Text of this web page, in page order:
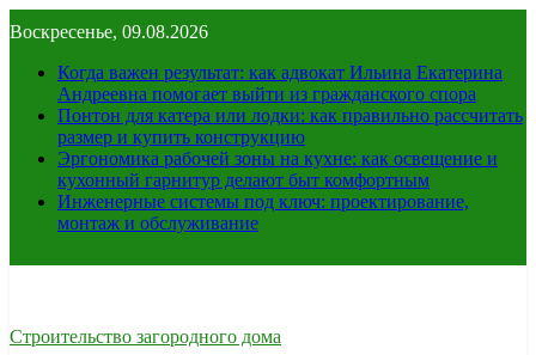
к
содержимому
Воскресенье, 09.08.2026
Когда важен результат: как адвокат Ильина Екатерина
Андреевна помогает выйти из гражданского спора
Понтон для катера или лодки: как правильно рассчитать
размер и купить конструкцию
Эргономика рабочей зоны на кухне: как освещение и
кухонный гарнитур делают быт комфортным
Инженерные системы под ключ: проектирование,
монтаж и обслуживание
Строительство загородного дома